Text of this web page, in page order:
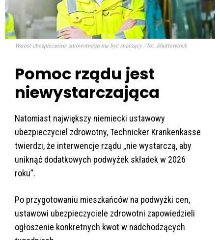
Wzrost ubezpieczenia zdrowotnego ma być znaczący / fot. Shutterstock
Pomoc rządu jest
niewystarczająca
Natomiast największy niemiecki ustawowy
ubezpieczyciel zdrowotny, Technicker Krankenkasse
twierdzi, że interwencje rządu „nie wystarczą, aby
uniknąć dodatkowych podwyżek składek w 2026
roku”.
Po przygotowaniu mieszkańców na podwyżki cen,
ustawowi ubezpieczyciele zdrowotni zapowiedzieli
ogłoszenie konkretnych kwot w nadchodzących